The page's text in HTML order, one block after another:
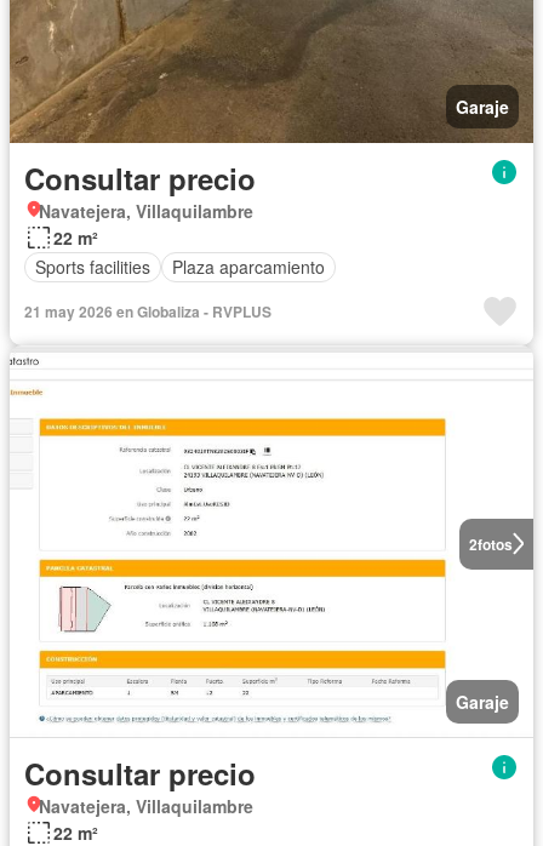
Garaje
Consultar precio
Navatejera, Villaquilambre
22 m²
Sports facilities
Plaza aparcamiento
21 may 2026 en Globaliza - RVPLUS
2fotos
Garaje
Consultar precio
Navatejera, Villaquilambre
22 m²